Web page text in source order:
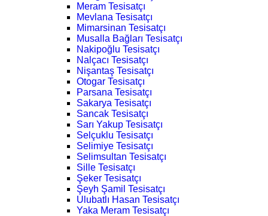
Meram Tesisatçı
Mevlana Tesisatçı
Mimarsinan Tesisatçı
Musalla Bağları Tesisatçı
Nakipoğlu Tesisatçı
Nalçacı Tesisatçı
Nişantaş Tesisatçı
Otogar Tesisatçı
Parsana Tesisatçı
Sakarya Tesisatçı
Sancak Tesisatçı
Sarı Yakup Tesisatçı
Selçuklu Tesisatçı
Selimiye Tesisatçı
Selimsultan Tesisatçı
Sille Tesisatçı
Şeker Tesisatçı
Şeyh Şamil Tesisatçı
Ulubatlı Hasan Tesisatçı
Yaka Meram Tesisatçı